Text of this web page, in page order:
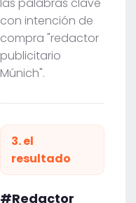
con intención de
compra "redactor
publicitario
Múnich".
3. el
resultado
#Redactor